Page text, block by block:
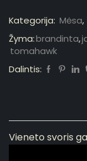
Kategorija: Mėsa,
Žyma:brandinta,
tomahawk
Dalintis:
Vieneto svoris